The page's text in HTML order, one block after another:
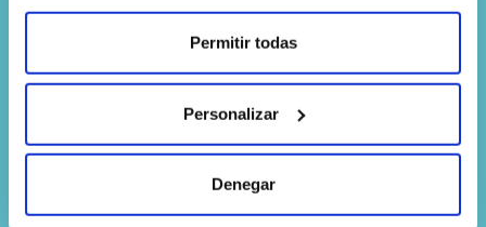
Permitir todas
Personalizar
Denegar
Suscríbete a la
newsletter